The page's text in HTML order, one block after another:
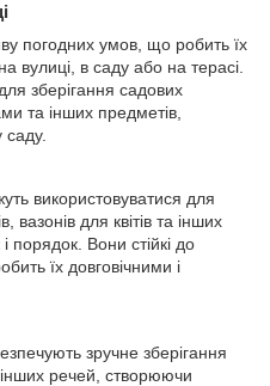
погодних умов, що робить їх
вулиці, в саду або на терасі.
зберігання садових
та інших предметів,
використовуватися для
вазонів для квітів та інших
порядок. Вони стійкі до
їх довговічними і
зручне зберігання
інших речей, створюючи